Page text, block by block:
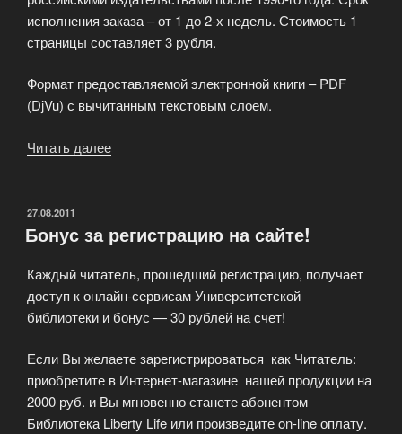
исполнения заказа – от 1 до 2-х недель. Стоимость 1
страницы составляет 3 рубля.
Формат предоставляемой электронной книги – PDF
(DjVu) с вычитанным текстовым слоем.
Читать далее
сканирования
ОПУБЛИКОВАНО
27.08.2011
Бонус за регистрацию на сайте!
Каждый читатель, прошедший регистрацию, получает
доступ к онлайн-сервисам Университетской
библиотеки и бонус — 30 рублей на счет!
Если Вы желаете зарегистрироваться как Читатель:
приобретите в Интернет-магазине нашей продукции на
2000 руб. и Вы мгновенно станете абонентом
Библиотека Liberty Life или произведите on-line оплату.